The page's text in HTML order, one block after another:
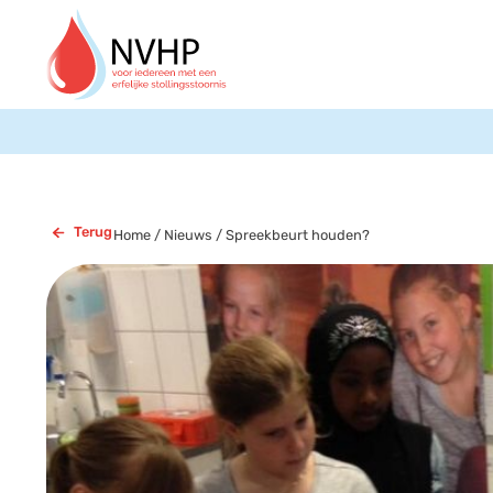
Terug Home/ Nieuws / Spreekbeurt houden?